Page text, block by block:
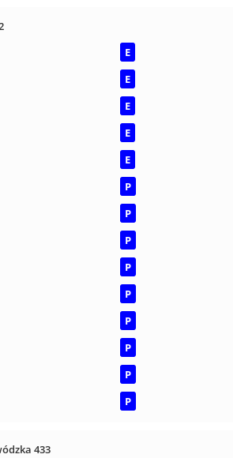
E
E
E
E
E
P
P
P
P
P
P
P
P
P
433